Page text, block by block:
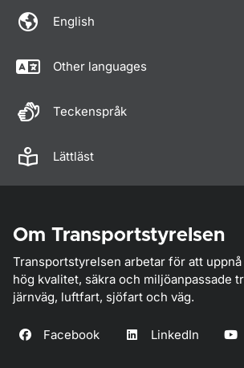
English
Other languages
Teckenspråk
Lättläst
Om Transportstyrelsen
Transportstyrelsen arbetar för att
hög kvalitet, säkra och miljöanpassade
järnväg, luftfart, sjöfart och väg.
Facebook LinkedIn